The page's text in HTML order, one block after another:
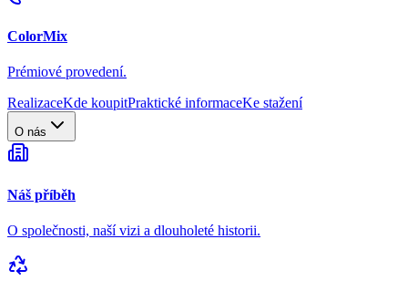
ColorMix
Prémiové provedení.
RealizaceKde koupitPraktické informaceKe stažení
O nás
Náš příběh
O společnosti, naší vizi a dlouholeté historii.